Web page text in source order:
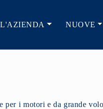
L'AZIENDA NUOVE
i motori e da grande